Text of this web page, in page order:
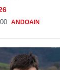
ANDOAIN